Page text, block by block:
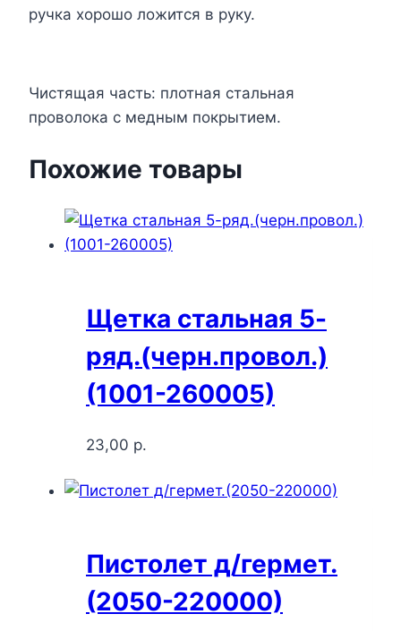
ручка хорошо ложится в руку.
Чистящая часть: плотная стальная
проволока с медным покрытием.
Похожие товары
Щетка стальная 5-
ряд.(черн.провол.)
(1001-260005)
23,00 р.
Пистолет д/гермет.
(2050-220000)